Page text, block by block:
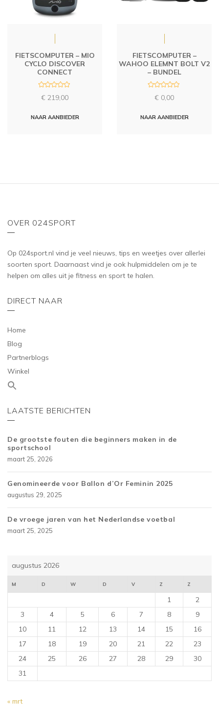
FIETSCOMPUTER – MIO
CYCLO DISCOVER
CONNECT
a
d
€ 219,00
NAAR AANBIEDER
FIETSCOMPUTER –
WAHOO ELEMNT BOLT V2
– BUNDEL
d
€ 0,00
NAAR AANBIEDER
OVER 024SPORT
Op 024sport.nl vind je veel nieuws, tips en weetjes over allerlei
soorten sport. Daarnaast vind je ook hulpmiddelen om je te
helpen om alles uit je fitness en sport te halen.
DIRECT NAAR
Home
Blog
Partnerblogs
Winkel
LAATSTE BERICHTEN
De grootste fouten die beginners maken in de
sportschool
maart 25, 2026
Genomineerde voor Ballon d’Or Feminin 2025
augustus 29, 2025
De vroege jaren van het Nederlandse voetbal
maart 25, 2025
augustus 2026
M D W D V Z Z
1
2
3
4 5 6 7 8
9
10
11 12 13 14 15
16
17
18 19 20 21 22
23
24
25 26 27 28 29
30
31
« mrt